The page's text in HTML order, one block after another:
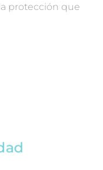
protección que